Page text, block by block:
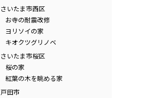
さいたま市西区
お寺の耐震改修
ヨリソイの家
キオクツグリノベ
さいたま市桜区
桜の家
紅葉の木を眺める家
戸田市